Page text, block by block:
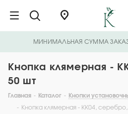
МИНИМАЛЬНАЯ СУММА
Кнопка клямерная -
50 шт
Главная - Каталог - Кнопки
- Кнопка клямерная - KK04,